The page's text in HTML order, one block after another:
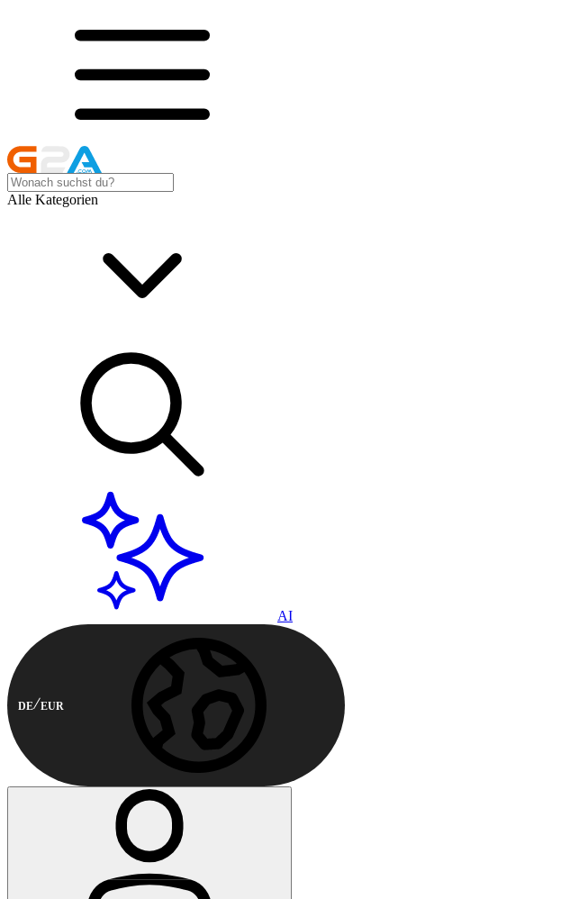
Alle Kategorien
AI
DE EUR